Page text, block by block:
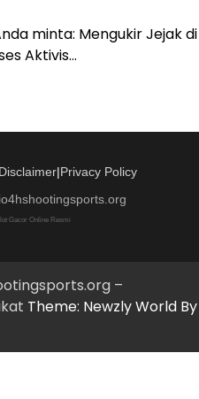
minta: Mengukir Jejak di
Aktivis…
Disclaimer|Privacy Policy
Gacor Online Resmi
–
Theme: Newzly World By